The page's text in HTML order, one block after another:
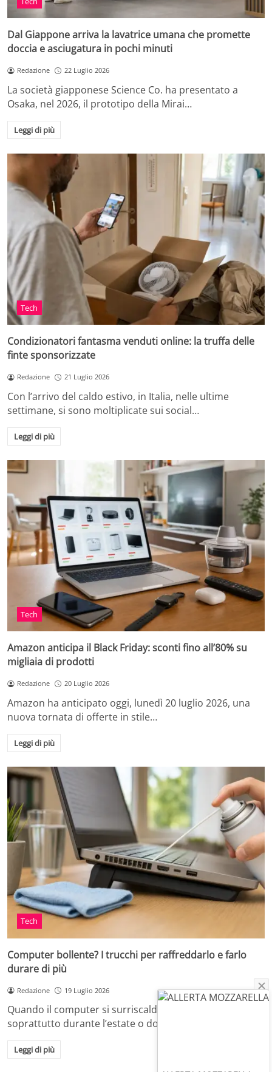
Dal Giappone arriva la lavatrice umana che promette
doccia e asciugatura in pochi minuti
Redazione 22 Luglio 2026
La società giapponese Science Co. ha presentato a
Osaka, nel 2026, il prototipo della Mirai…
Leggi di più
Tech
Condizionatori fantasma venduti online: la truffa delle
finte sponsorizzate
Redazione 21 Luglio 2026
Con l’arrivo del caldo estivo, in Italia, nelle ultime
settimane, si sono moltiplicate sui social…
Leggi di più
Tech
Amazon anticipa il Black Friday: sconti fino all’80% su
migliaia di prodotti
Redazione 20 Luglio 2026
Amazon ha anticipato oggi, lunedì 20 luglio 2026, una
nuova tornata di offerte in stile…
Leggi di più
Tech
Computer bollente? I trucchi per raffreddarlo e farlo
durare di più
Redazione 19 Luglio 2026
Quando il computer si surriscalda, in casa o in ufficio,
soprattutto durante l’estate o dopo…
Leggi di più